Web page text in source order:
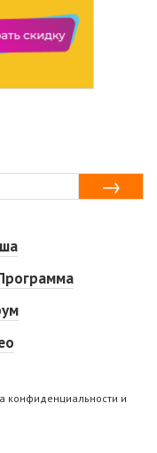
конфиденциальности и